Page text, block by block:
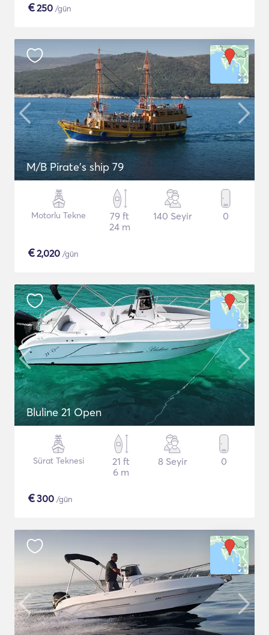
€250 /gün
M/B Pirate's ship 79
Motorlu Tekne
79 ft
24 m
140 Seyir 0
€2,020 /gün
Bluline 21 Open
Sürat Teknesi
21 ft
6 m
8 Seyir 0
€300 /gün